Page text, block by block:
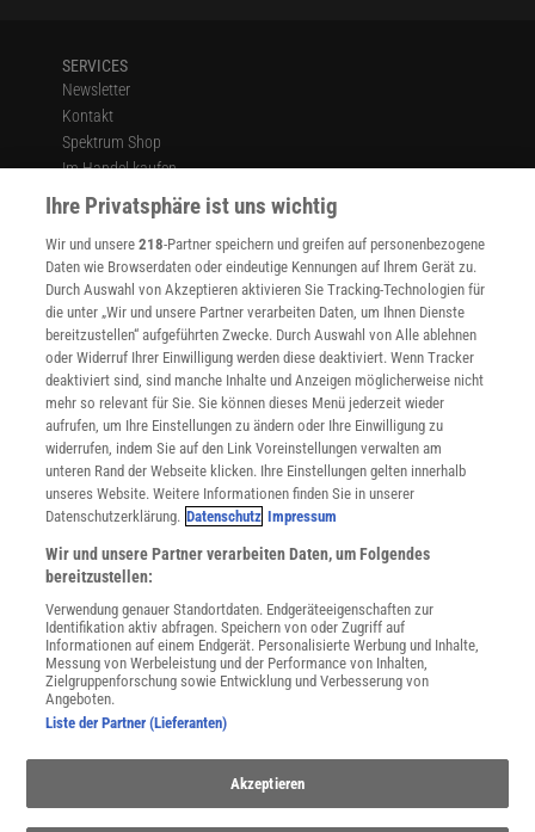
SERVICES
Newsletter
Kontakt
Spektrum Shop
Im Handel kaufen
Presse
Verträge kündigen
Widerruf
INFO
Mediadaten
Datenschutz
Nutzungsbedingungen
Cookie-Einstellungen
Utiq verwalten
Nutzungsbasierte Onlinewerbung
Alle Artikel
Impressum
Angebote für Schulen
Angebote für Institutionen
Sprachen lernen mit Gymglish
Lexika
Für Spektrum schreiben
Zugänglichkeitserklärung
WEBSEITEN
KielSCN
Wissenschaft in die Schulen
SciLogs
Ihre Privatsphäre ist uns wichtig
Wir und unsere218-Partner speichern und greifen auf personenbezogene
Daten wie Browserdaten oder eindeutige Kennungen auf Ihrem Gerät zu.
Durch Auswahl von Akzeptieren aktivieren Sie Tracking-Technologien für
die unter „Wir und unsere Partner verarbeiten Daten, um Ihnen Dienste
bereitzustellen“ aufgeführten Zwecke. Durch Auswahl von Alle ablehnen
oder Widerruf Ihrer Einwilligung werden diese deaktiviert. Wenn Tracker
deaktiviert sind, sind manche Inhalte und Anzeigen möglicherweise nicht
mehr so relevant für Sie. Sie können dieses Menü jederzeit wieder
aufrufen, um Ihre Einstellungen zu ändern oder Ihre Einwilligung zu
widerrufen, indem Sie auf den Link Voreinstellungen verwalten am
unteren Rand der Webseite klicken. Ihre Einstellungen gelten innerhalb
unseres Website. Weitere Informationen finden Sie in unserer
Datenschutzerklärung. Datenschutz Impressum
Wir und unsere Partner verarbeiten Daten, um Folgendes
bereitzustellen:
Verwendung genauer Standortdaten. Endgeräteeigenschaften zur
Identifikation aktiv abfragen. Speichern von oder Zugriff auf
Informationen auf einem Endgerät. Personalisierte Werbung und Inhalte,
Messung von Werbeleistung und der Performance von Inhalten,
Zielgruppenforschung sowie Entwicklung und Verbesserung von
Angeboten.
Liste der Partner (Lieferanten)
Akzeptieren